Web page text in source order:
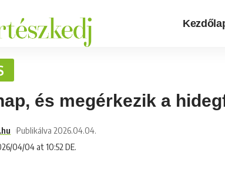
és megérkezik a
04/04 at 10:52 DE.
Publikálva 2026.04.04.